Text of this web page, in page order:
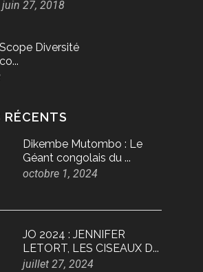
Dikembe Mutombo : Le
Géant congolais du ...
octobre 1, 2024
JO 2024 : JENNIFER
LETORT, LES CISEAUX D...
juillet 27, 2024
juin 27, 2018
Diversité